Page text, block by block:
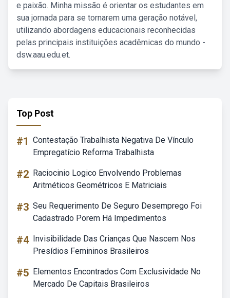
e paixão. Minha missão é orientar os estudantes em
sua jornada para se tornarem uma geração notável,
utilizando abordagens educacionais reconhecidas
pelas principais instituições acadêmicas do mundo -
dsw.aau.edu.et.
Top Post
#1 Contestação Trabalhista Negativa De Vínculo
Empregatício Reforma Trabalhista
#2 Raciocinio Logico Envolvendo Problemas
Aritméticos Geométricos E Matriciais
#3 Seu Requerimento De Seguro Desemprego Foi
Cadastrado Porem Há Impedimentos
#4 Invisibilidade Das Crianças Que Nascem Nos
Presídios Femininos Brasileiros
#5 Elementos Encontrados Com Exclusividade No
Mercado De Capitais Brasileiros